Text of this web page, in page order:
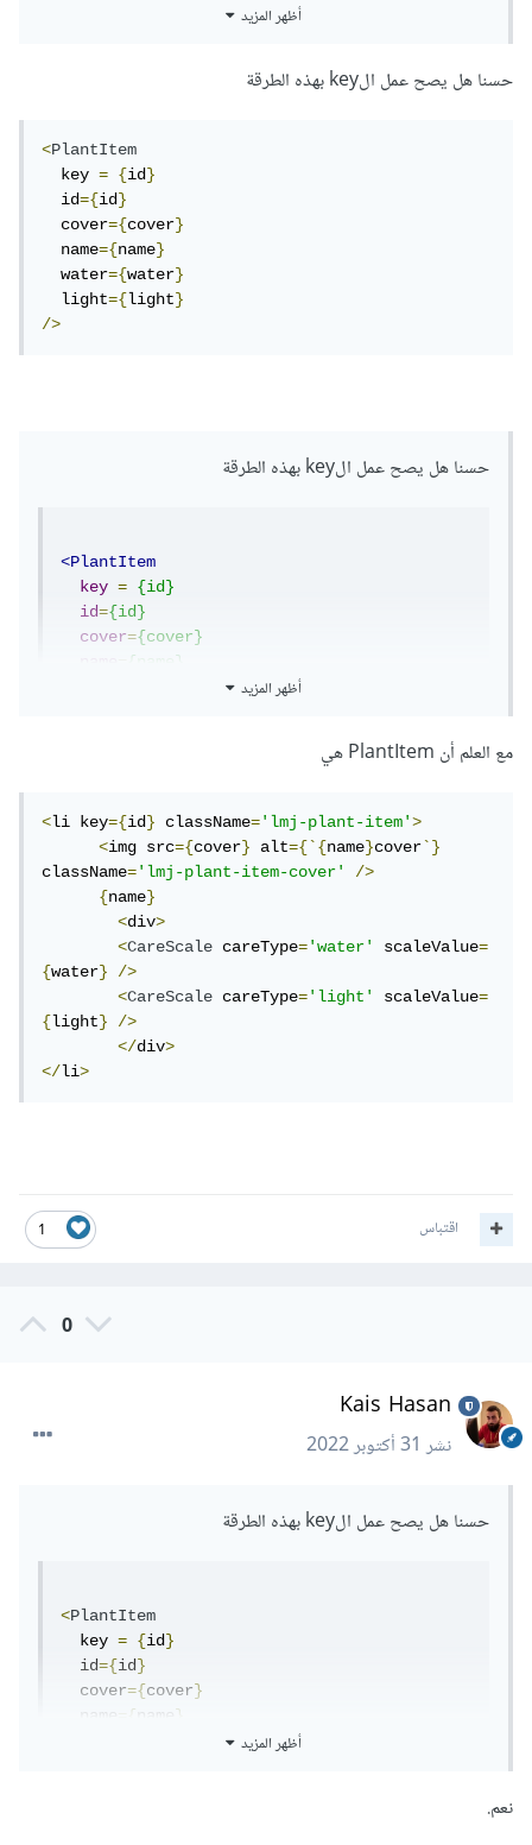
ثانياً كما ذكر المدرب علي، هناك بعض التفاصيل التي يجب عليك
أظهر المزيد
حسنا هل يصح عمل الkey بهذه الطرقة
<PlantItem
  key
= {id}
  id
={id}
  cover
={cover}
  name
={name}
  water
={water}
  light
={light}
/>
حسنا هل يصح عمل الkey بهذه الطرقة
<PlantItem
key
=
{id}
id={id}
cover={cover}
{name}
أظهر المزيد
مع العلم أن PlantItem هي
<li key={id} className='lmj-plant-item'>
<img src={cover} alt={`{name}cover`}
className='lmj-plant-item-cover'
/>
{name}
<div>
<CareScale careType='water' scaleValue=
{water}
/>
<CareScale careType='light' scaleValue=
{light}
/>
</div>
</li>
1 اقتباس
0
Kais Hasan
نشر31 أكتوبر 2022
حسنا هل يصح عمل الkey بهذه الطرقة
<PlantItem
  key
= {id}
  id
={id}
  cover
={cover}
={ name}
أظهر المزيد
نعم.